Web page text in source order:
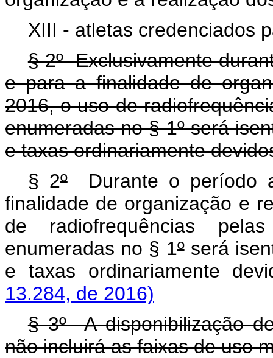
XIII - atletas credenciados
§ 2º Exclusivamente
e para a finalidade de
2016, o uso de
enumeradas no § 1º será
e taxas ordinariamente
§ 2ºDurante o período
finalidade de organização e
de radiofrequências
enumeradas no § 1ºserá
e taxas ordinariamente
13.284, de 2016)
§ 3º A disponibilização
não incluirá as faixas de uso